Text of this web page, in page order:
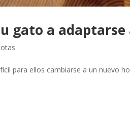
gato a
para ellos cambiarse a un nuevo